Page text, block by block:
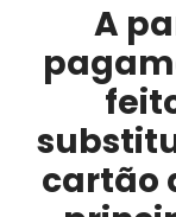
A
cartão